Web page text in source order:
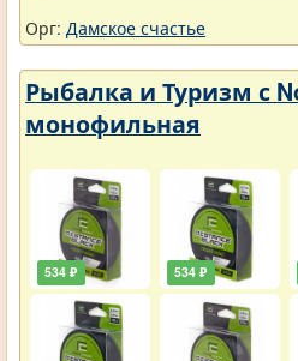
Орг: Дамское счастье
Рыбалка и Туризм с
монофильная
534 ₽ 534 ₽